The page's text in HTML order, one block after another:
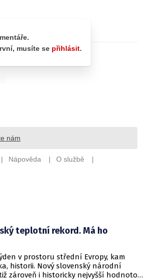
teplotní rekord. Má ho
v prostoru střední Evropy, kam
historii. Nový slovenský národní
zároveň i historicky nejvyšší hodnotou